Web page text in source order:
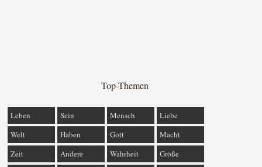
Top-Themen
Leben Sein Mensch
Liebe
Welt
Haben Gott
Macht
Zeit
Andere Wahrheit
Größe